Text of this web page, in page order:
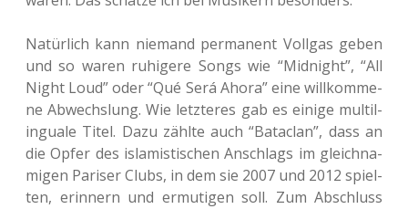
Natür­lich kann nie­mand per­ma­nent Voll­gas geben
und so waren ruhi­ge­re Songs wie “Mid­night”, “All
Night Loud” oder “Qué Será Ahora” eine will­kom­me­
ne Abwechs­lung. Wie letz­te­res gab es einige mul­ti­l­
in­gua­le Titel. Dazu zählte auch “Bata­clan”, dass an
die Opfer des isla­mis­ti­schen Anschlags im gleich­na­
mi­gen Pari­ser Clubs, in dem sie 2007 und 2012 spiel­
ten, erin­nern und ermu­ti­gen soll. Zum Abschluss